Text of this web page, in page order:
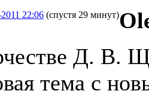
22:06 (спустя 29 минут)
Д. В.
тема с